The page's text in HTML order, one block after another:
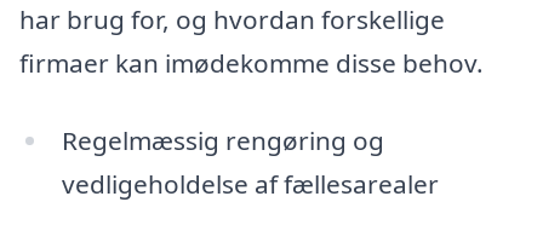
har brug for, og hvordan forskellige
firmaer kan imødekomme disse behov.
Regelmæssig rengøring og
vedligeholdelse af fællesarealer